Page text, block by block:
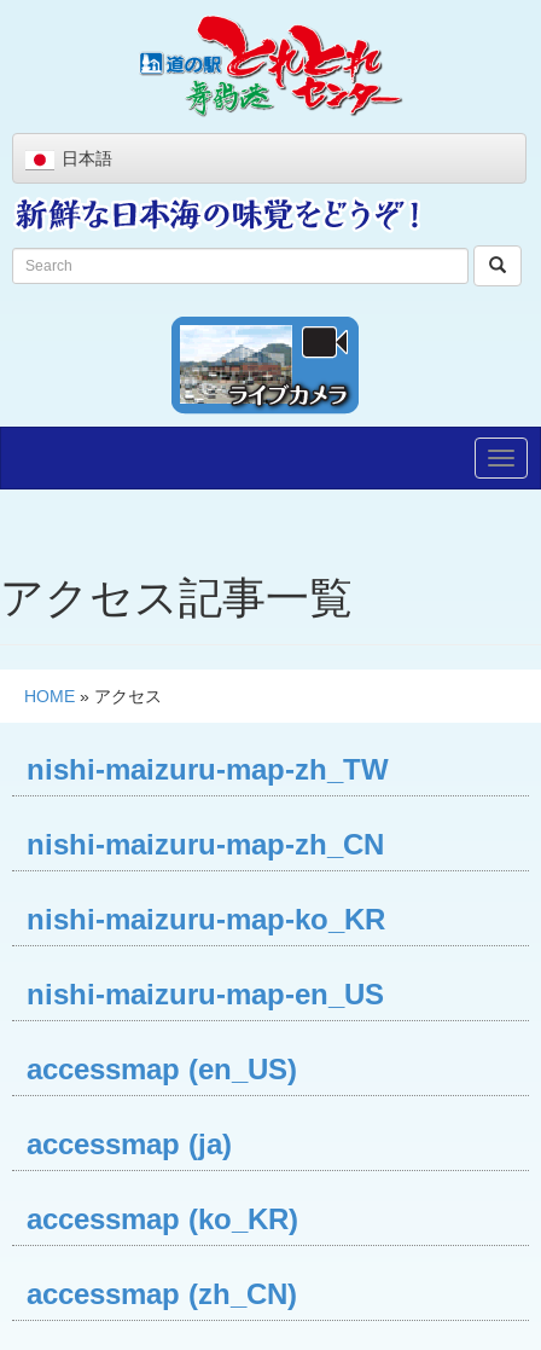
日本語
アクセス記事一覧
HOME » アクセス
nishi-maizuru-map-zh_TW
nishi-maizuru-map-zh_CN
nishi-maizuru-map-ko_KR
nishi-maizuru-map-en_US
accessmap (en_US)
accessmap (ja)
accessmap (ko_KR)
accessmap (zh_CN)